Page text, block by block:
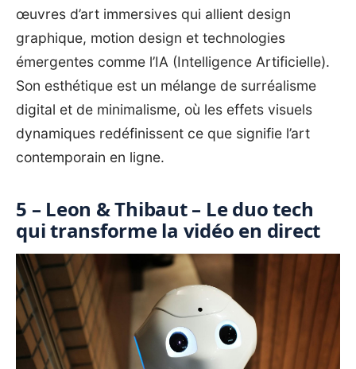
œuvres d’art immersives qui allient design
graphique, motion design et technologies
émergentes comme l’IA (Intelligence Artificielle).
Son esthétique est un mélange de surréalisme
digital et de minimalisme, où les effets visuels
dynamiques redéfinissent ce que signifie l’art
contemporain en ligne.
5 – Leon & Thibaut – Le duo tech
qui transforme la vidéo en direct